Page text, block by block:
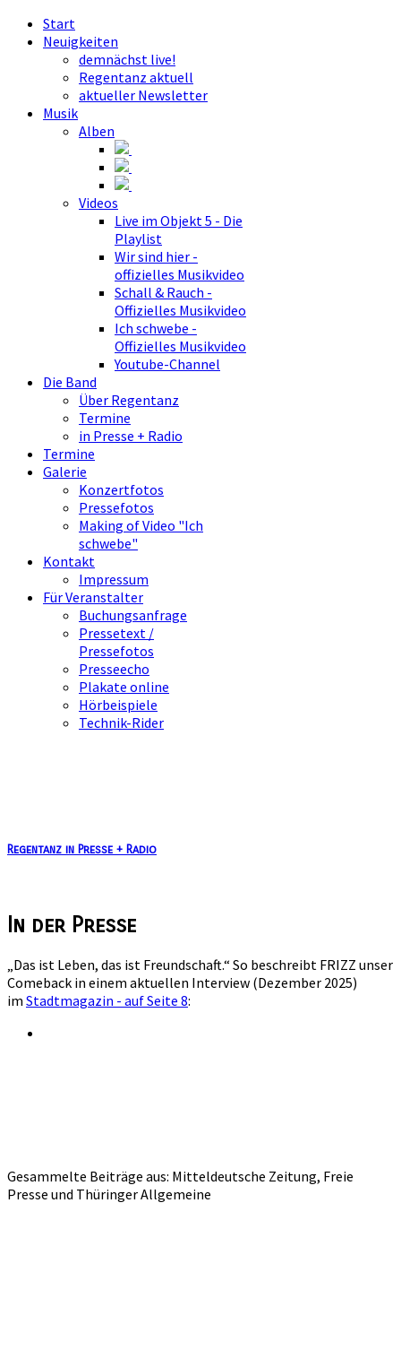
Start
Neuigkeiten
demnächst live!
Regentanz aktuell
aktueller Newsletter
Musik
Alben
Videos
Live im Objekt 5 - Die
Playlist
Wir sind hier -
offizielles Musikvideo
Schall & Rauch -
Offizielles Musikvideo
Ich schwebe -
Offizielles Musikvideo
Youtube-Channel
Die Band
Über Regentanz
Termine
in Presse + Radio
Termine
Galerie
Konzertfotos
Pressefotos
Making of Video "Ich
schwebe"
Kontakt
Impressum
Für Veranstalter
Buchungsanfrage
Pressetext /
Pressefotos
Presseecho
Plakate online
Hörbeispiele
Technik-Rider
Regentanz in Presse + Radio
In der Presse
„Das ist Leben, das ist Freundschaft.“ So beschreibt FRIZZ unser
Comeback in einem aktuellen Interview (Dezember 2025)
im Stadtmagazin - auf Seite 8:
Gesammelte Beiträge aus: Mitteldeutsche Zeitung, Freie
Presse und Thüringer Allgemeine